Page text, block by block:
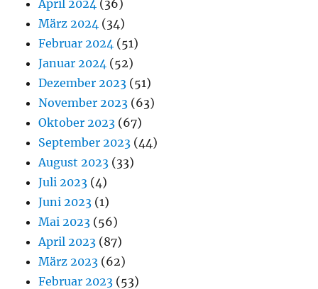
April 2024 (36)
März 2024 (34)
Februar 2024 (51)
Januar 2024 (52)
Dezember 2023 (51)
November 2023 (63)
Oktober 2023 (67)
September 2023 (44)
August 2023 (33)
Juli 2023 (4)
Juni 2023 (1)
Mai 2023 (56)
April 2023 (87)
März 2023 (62)
Februar 2023 (53)